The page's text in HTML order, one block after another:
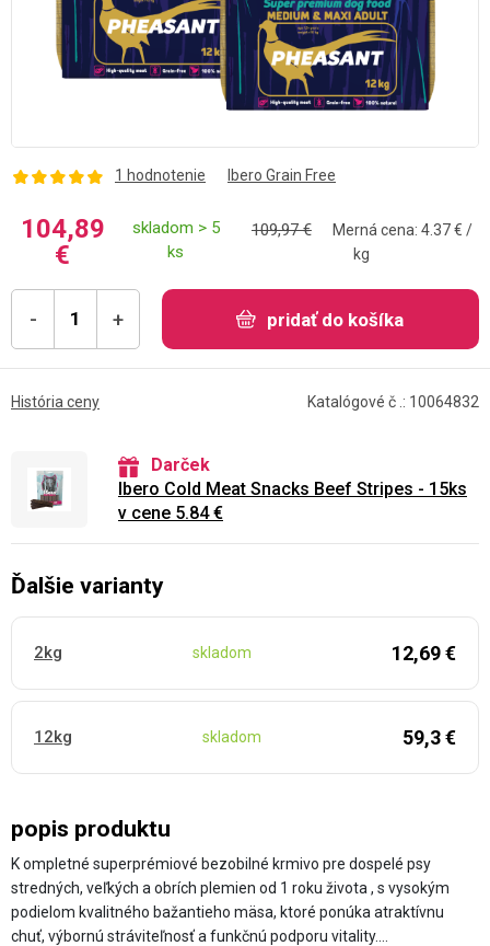
1 hodnotenie Ibero Grain Free
popis produktu
K ompletné superprémiové bezobilné krmivo pre dospelé psy
stredných, veľkých a obrích plemien od 1 roku života , s vysokým
podielom kvalitného bažantieho mäsa, ktoré ponúka atraktívnu
chuť, výbornú stráviteľnosť a funkčnú podporu vitality.…
104,89
€
skladom > 5
ks
109,97 €
Merná cena: 4.37 € /
kg
- + pridať do košíka
História ceny Katalógové č .: 10064832
Darček
Ibero Cold Meat Snacks Beef Stripes - 15ks
v cene 5.84 €
Ďalšie varianty
2kg skladom 12,69 €
12kg skladom 59,3 €